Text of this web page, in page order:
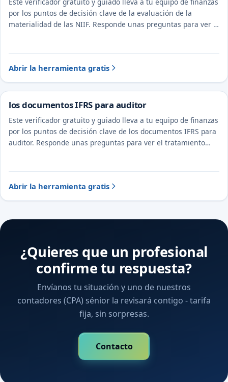
por los puntos de decisión clave de la evaluación de la
materialidad de las NIIF. Responde unas preguntas para ver el
Abrir la herramienta gratis
los documentos IFRS para auditor
Este verificador gratuito y guiado lleva a tu equipo de finanzas
por los puntos de decisión clave de los documentos IFRS para
auditor. Responde unas preguntas para ver el tratamiento
Abrir la herramienta gratis
¿Quieres que un profesional
confirme tu respuesta?
Envíanos tu situación y uno de nuestros
contadores (CPA) sénior la revisará contigo - tarifa
fija, sin sorpresas.
Contacto